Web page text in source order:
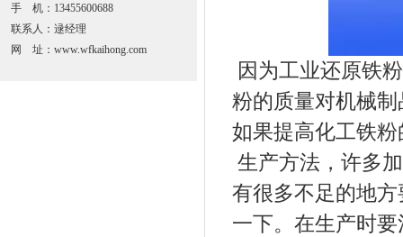
手 机：13455600688
联系人：逯经理
网 址：www.wfkaihong.com
因为工业还原铁
粉的质量对机械
如果提高化工铁粉
生产方法，许多
有很多不足的地
一下。在生产时